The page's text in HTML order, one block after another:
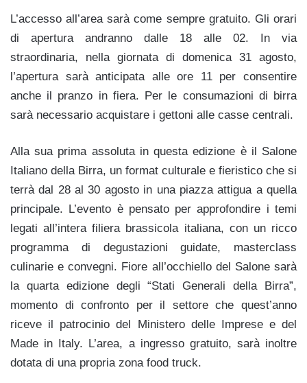
L’accesso all’area sarà come sempre gratuito. Gli orari
di apertura andranno dalle 18 alle 02. In via
straordinaria, nella giornata di domenica 31 agosto,
l’apertura sarà anticipata alle ore 11 per consentire
anche il pranzo in fiera. Per le consumazioni di birra
sarà necessario acquistare i gettoni alle casse centrali.
Alla sua prima assoluta in questa edizione è il Salone
Italiano della Birra, un format culturale e fieristico che si
terrà dal 28 al 30 agosto in una piazza attigua a quella
principale. L’evento è pensato per approfondire i temi
legati all’intera filiera brassicola italiana, con un ricco
programma di degustazioni guidate, masterclass
culinarie e convegni. Fiore all’occhiello del Salone sarà
la quarta edizione degli “Stati Generali della Birra”,
momento di confronto per il settore che quest’anno
riceve il patrocinio del Ministero delle Imprese e del
Made in Italy. L’area, a ingresso gratuito, sarà inoltre
dotata di una propria zona food truck.